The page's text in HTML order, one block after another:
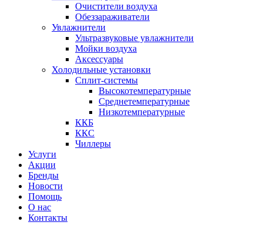
Очистители воздуха
Обеззараживатели
Увлажнители
Ультразвуковые увлажнители
Мойки воздуха
Аксессуары
Холодильные установки
Сплит-системы
Высокотемпературные
Среднетемпературные
Низкотемпературные
ККБ
ККС
Чиллеры
Услуги
Акции
Бренды
Новости
Помощь
О нас
Контакты